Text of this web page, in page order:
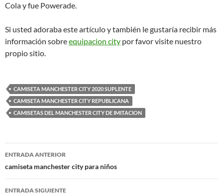
Cola y fue Powerade.
Si usted adoraba este artículo y también le gustaría recibir más
información sobreequipacion city por favor visite nuestro
propio sitio.
CAMISETA MANCHESTER CITY 2020 SUPLENTE
CAMISETA MANCHESTER CITY REPUBLICANA
CAMISETAS DEL MANCHESTER CITY DE IMITACION
Navegación
de
entradas
ENTRADA ANTERIOR
camiseta manchester city para niños
ENTRADA SIGUIENTE